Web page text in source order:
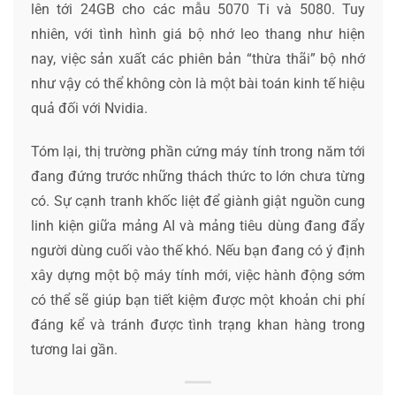
lên tới 24GB cho các mẫu 5070 Ti và 5080. Tuy
nhiên, với tình hình giá bộ nhớ leo thang như hiện
nay, việc sản xuất các phiên bản “thừa thãi” bộ nhớ
như vậy có thể không còn là một bài toán kinh tế hiệu
quả đối với Nvidia.
Tóm lại, thị trường phần cứng máy tính trong năm tới
đang đứng trước những thách thức to lớn chưa từng
có. Sự cạnh tranh khốc liệt để giành giật nguồn cung
linh kiện giữa mảng AI và mảng tiêu dùng đang đẩy
người dùng cuối vào thế khó. Nếu bạn đang có ý định
xây dựng một bộ máy tính mới, việc hành động sớm
có thể sẽ giúp bạn tiết kiệm được một khoản chi phí
đáng kể và tránh được tình trạng khan hàng trong
tương lai gần.